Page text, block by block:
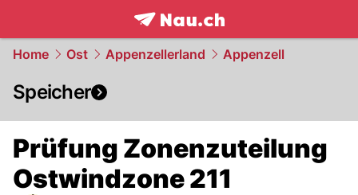
frontpage.NAU.ch
Home Ost Appenzellerland Appenzell
Speicher
Prüfung Zonenzuteilung
Ostwindzone 211